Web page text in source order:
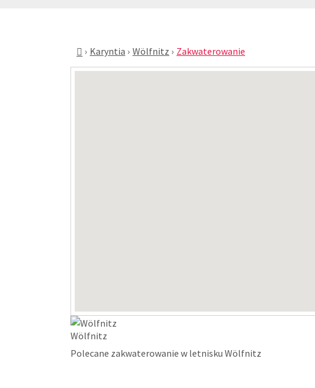
Karyntia Wölfnitz Zakwaterowanie
Wölfnitz
Polecane zakwaterowanie w letnisku Wölfnitz